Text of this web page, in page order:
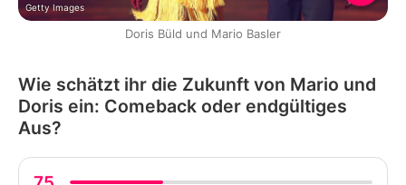
Getty Images
Doris Büld und Mario Basler
Wie schätzt ihr die Zukunft von Mario und
Doris ein: Comeback oder endgültiges
Aus?